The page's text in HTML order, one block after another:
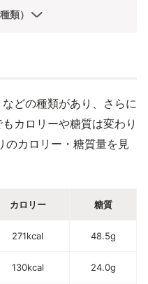
類）
どの種類があり、さらに
カロリーや糖質は変わり
のカロリー・糖質量を見
カロリー 糖質
271kcal 48.5g
130kcal 24.0g